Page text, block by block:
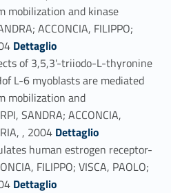
mobilization and kinase
ACCONCIA, FILIPPO;
Link identifier #identifier_person_98472-115
Dettaglio
of 3,5,3'-triiodo-L-thyronine
L-6 myoblasts are mediated
mobilization and
SANDRA; ACCONCIA,
, 2004 Link identifier #identifier_person_151540-116
Dettaglio
human estrogen receptor-
FILIPPO; VISCA, PAOLO;
Link identifier #identifier_person_86870-117
Dettaglio